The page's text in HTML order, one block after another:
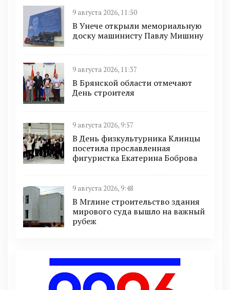
9 августа 2026, 11:50
В Унече открыли мемориальную
доску машинисту Павлу Мишину
9 августа 2026, 11:37
В Брянской области отмечают
День строителя
9 августа 2026, 9:57
В День физкультурника Клинцы
посетила прославленная
фигуристка Екатерина Боброва
9 августа 2026, 9:48
В Мглине строительство здания
мирового суда вышло на важный
рубеж